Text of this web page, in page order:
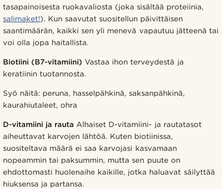
tasapainoisesta ruokavaliosta (joka sisältää proteiinia,
salimaket!). Kun saavutat suositellun päivittäisen
saantimäärän, kaikki sen yli menevä vapautuu jätteenä tai
voi olla jopa haitallista.
Biotiini (B7-vitamiini) Vastaa ihon terveydestä ja
keratiinin tuotannosta.
Syö näitä: peruna, hasselpähkinä, saksanpähkinä,
kaurahiutaleet, ohra
D-vitamiini ja rauta Alhaiset D-vitamiini- ja rautatasot
aiheuttavat karvojen lähtöä. Kuten biotiinissa,
suositeltava määrä ei saa karvojasi kasvamaan
nopeammin tai paksummin, mutta sen puute on
ehdottomasti huolenaihe kaikille, jotka haluavat säilyttää
hiuksensa ja partansa.